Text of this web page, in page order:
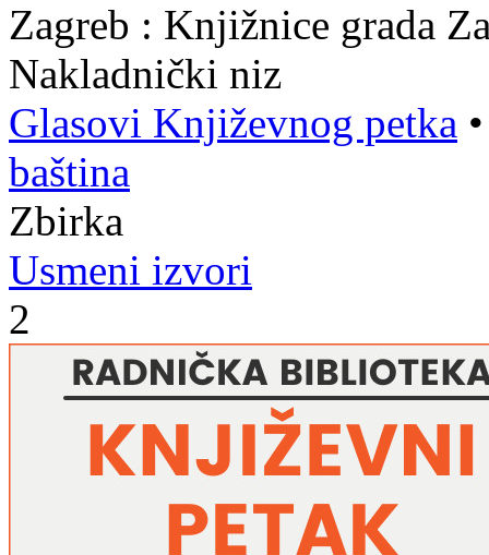
Zagreb : Knjižnice grada
Nakladnički niz
Glasovi Književnog petka
baština
Zbirka
Usmeni izvori
2